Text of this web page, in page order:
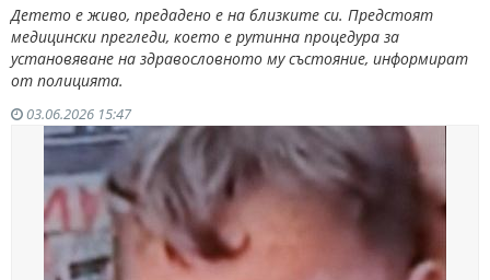
Детето е живо, предадено е на близките си. Предстоят
медицински прегледи, което е рутинна процедура за
установяване на здравословното му състояние, информират
от полицията.
03.06.2026 15:47